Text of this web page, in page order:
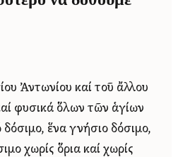
Ἀντωνίου καί τοῦ ἄλλου
φυσικά ὅλων τῶν ἁγίων
ἕνα γνήσιο δόσιμο,
χωρίς ὅρια καί χωρίς